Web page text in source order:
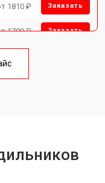
1810 ₽ Заказать
1700 ₽ Заказать
1700 ₽
2550 ₽ Заказать